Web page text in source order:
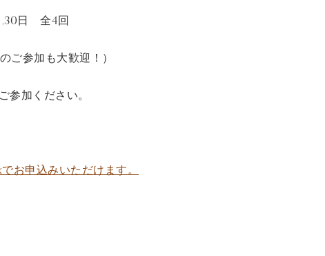
日 全4回
参加も大歓迎！）
加ください。
お申込みいただけます。